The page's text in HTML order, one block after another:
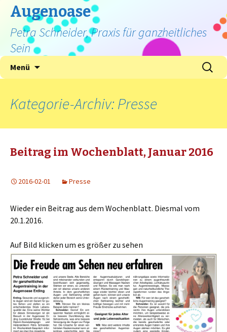
Augenoase
Petra Schneider, Praxis für ganzheitliches
Sein
Menü
Suche
nach:
Kategorie-Archiv: Presse
Beitrag im Wochenblatt, Januar 2016
2016-02-01 Presse
Wieder ein Beitrag aus dem Wochenblatt. Diesmal vom
20.1.2016.
Auf Bild klicken um es größer zu sehen